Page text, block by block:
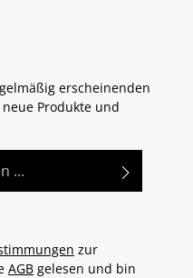
erscheinenden
Produkte und
zur
AGB gelesen und bin